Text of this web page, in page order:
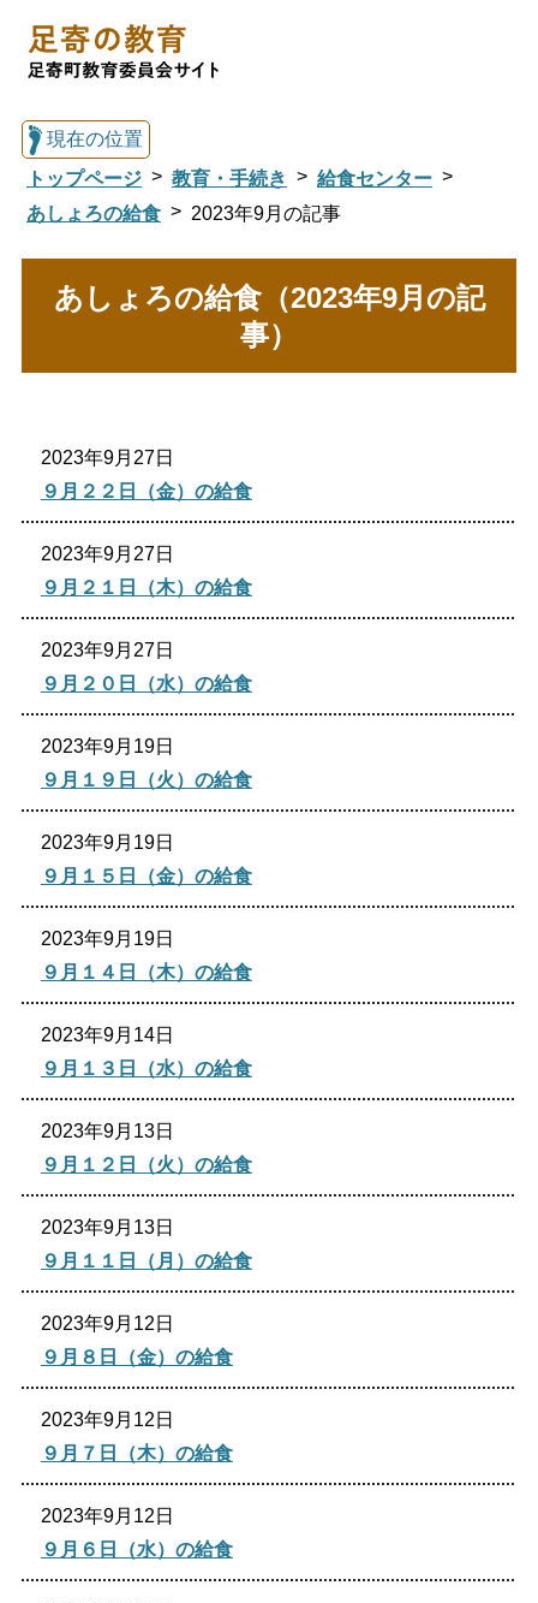
足寄の教育トップ
図書館
生涯学習
文字サイズ
色合い
白
リセット
language
現在の位置
トップページ
教育・手続き
給食センター
あしょろの給食
2023年9月の記事
あしょろの給食（2023年9月の記
事）
2023年9月27日
９月２２日（金）の給食
2023年9月27日
９月２１日（木）の給食
2023年9月27日
９月２０日（水）の給食
2023年9月19日
９月１９日（火）の給食
2023年9月19日
９月１５日（金）の給食
2023年9月19日
９月１４日（木）の給食
2023年9月14日
９月１３日（水）の給食
2023年9月13日
９月１２日（火）の給食
2023年9月13日
９月１１日（月）の給食
2023年9月12日
９月８日（金）の給食
2023年9月12日
９月７日（木）の給食
2023年9月12日
９月６日（水）の給食